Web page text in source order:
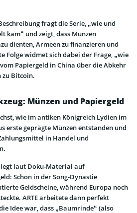
fragt die Serie, „wie und
kam“ und zeigt, dass Münzen
dienten, Armeen zu finanzieren und
Folge widmet sich dabei der Frage, „wie
Papiergeld in China über die Abkehr
zu Bitcoin.
Münzen und Papiergeld
wie im antiken Königreich Lydien im
erste geprägte Münzen entstanden und
in Handel und
laut Doku-Material auf
Schon in der Song-Dynastie
Geldscheine, während Europa noch
ARTE arbeitete dann perfekt
Idee war, dass „Baumrinde“ (also